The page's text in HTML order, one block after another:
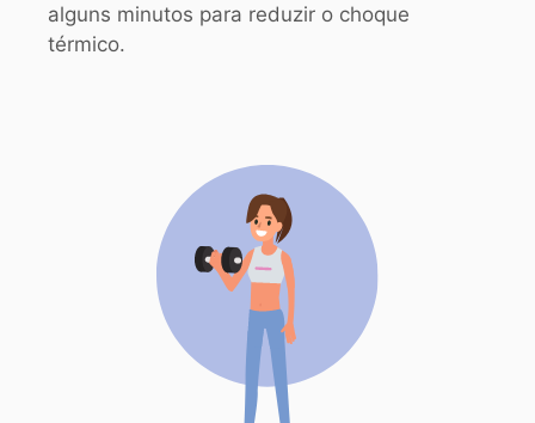
alguns minutos para reduzir o choque
térmico.